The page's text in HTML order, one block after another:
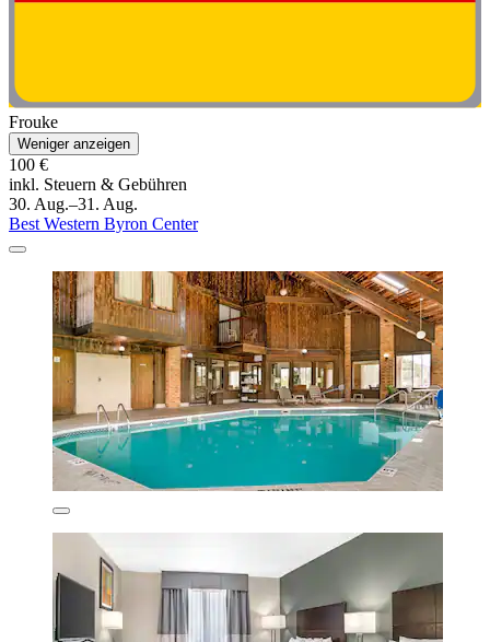
Frouke
Weniger anzeigen
100 €
inkl. Steuern & Gebühren
30. Aug.–31. Aug.
Best Western Byron Center